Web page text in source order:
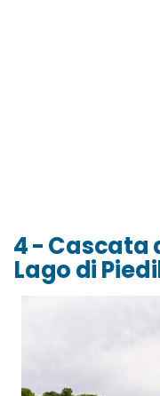
4 - Cascata
Lago di